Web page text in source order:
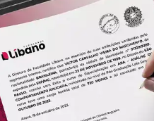
TOTAL: